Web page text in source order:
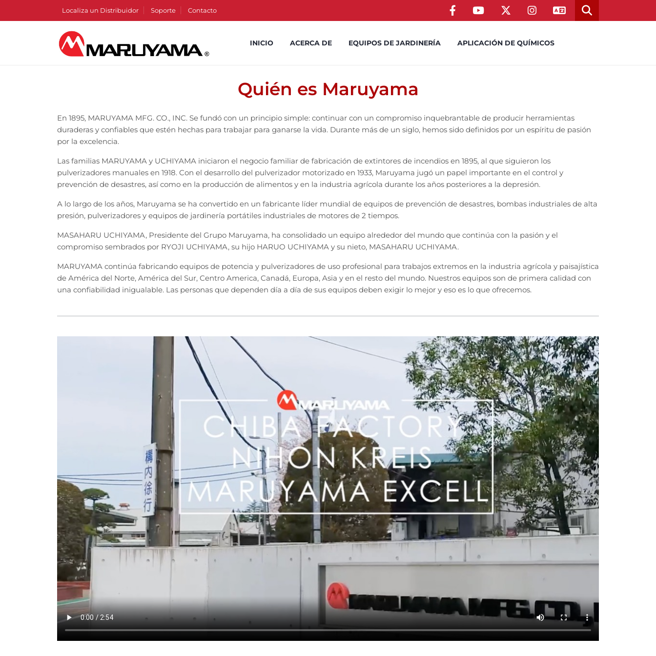
Localiza un Distribuidor Soporte Contacto
INICIO ACERCA DE EQUIPOS DE JARDINERÍA APLICACIÓN DE QUÍMICOS
Quién es Maruyama
En 1895, MARUYAMA MFG. CO., INC. Se fundó con un principio simple: continuar con un compromiso inquebrantable de producir herramientas
duraderas y confiables que estén hechas para trabajar para ganarse la vida. Durante más de un siglo, hemos sido definidos por un espíritu de pasión
por la excelencia.
Las familias MARUYAMA y UCHIYAMA iniciaron el negocio familiar de fabricación de extintores de incendios en 1895, al que siguieron los
pulverizadores manuales en 1918. Con el desarrollo del pulverizador motorizado en 1933, Maruyama jugó un papel importante en el control y
prevención de desastres, así como en la producción de alimentos y en la industria agrícola durante los años posteriores a la depresión.
A lo largo de los años, Maruyama se ha convertido en un fabricante líder mundial de equipos de prevención de desastres, bombas industriales de alta
presión, pulverizadores y equipos de jardinería portátiles industriales de motores de 2 tiempos.
MASAHARU UCHIYAMA, Presidente del Grupo Maruyama, ha consolidado un equipo alrededor del mundo que continúa con la pasión y el
compromiso sembrados por RYOJI UCHIYAMA, su hijo HARUO UCHIYAMA y su nieto, MASAHARU UCHIYAMA.
MARUYAMA continúa fabricando equipos de potencia y pulverizadores de uso profesional para trabajos extremos en la industria agrícola y paisajística
de América del Norte, América del Sur, Centro America, Canadá, Europa, Asia y en el resto del mundo. Nuestros equipos son de primera calidad con
una confiabilidad inigualable. Las personas que dependen día a día de sus equipos deben exigir lo mejor y eso es lo que ofrecemos.